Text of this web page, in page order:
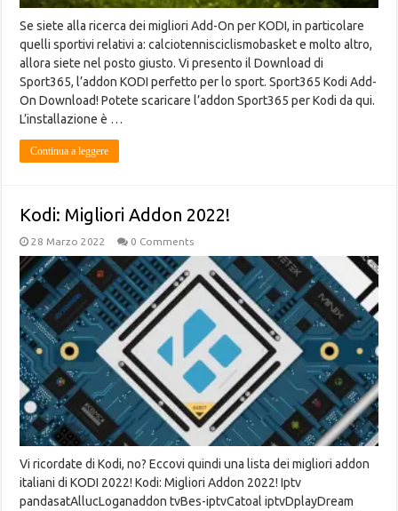
Se siete alla ricerca dei migliori Add-On per KODI, in particolare
quelli sportivi relativi a: calciotennisciclismobasket e molto altro,
allora siete nel posto giusto. Vi presento il Download di
Sport365, l’addon KODI perfetto per lo sport. Sport365 Kodi Add-
On Download! Potete scaricare l’addon Sport365 per Kodi da qui.
L’installazione è …
Continua a leggere
Kodi: Migliori Addon 2022!
28 Marzo 2022 0 Comments
Vi ricordate di Kodi, no? Eccovi quindi una lista dei migliori addon
italiani di KODI 2022! Kodi: Migliori Addon 2022! Iptv
pandasatAllucLoganaddon tvBes-iptvCatoal iptvDplayDream